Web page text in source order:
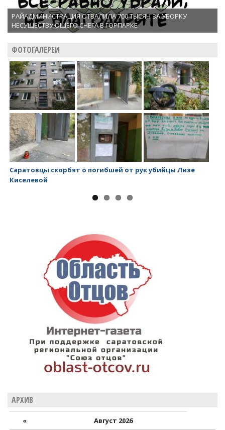
РАЙАДМИНИСТРАЦИЯ ОТВАЛИЛА 700 ТЫСЯЧ ЗА УБОРКУ
НЕСУЩЕСТВУЮЩЕГО СНЕГА В ГОРПАРКЕ
ФОТОГАЛЕРЕИ
Саратовцы скорбят о погибшей от рук убийцы Лизе
Киселевой
АРХИВ
«
Август 2026